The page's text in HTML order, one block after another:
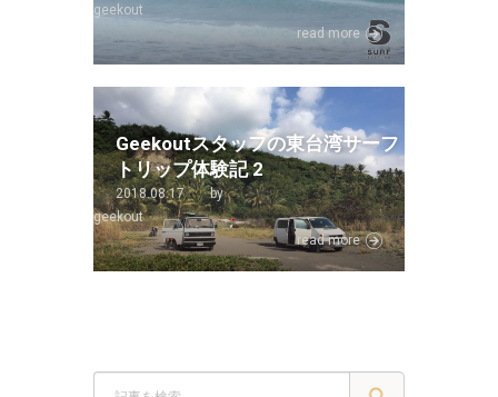
geekout
read more
Geekoutスタッフの東台湾サーフ
トリップ体験記 2
2018.08.17
by
geekout
read more